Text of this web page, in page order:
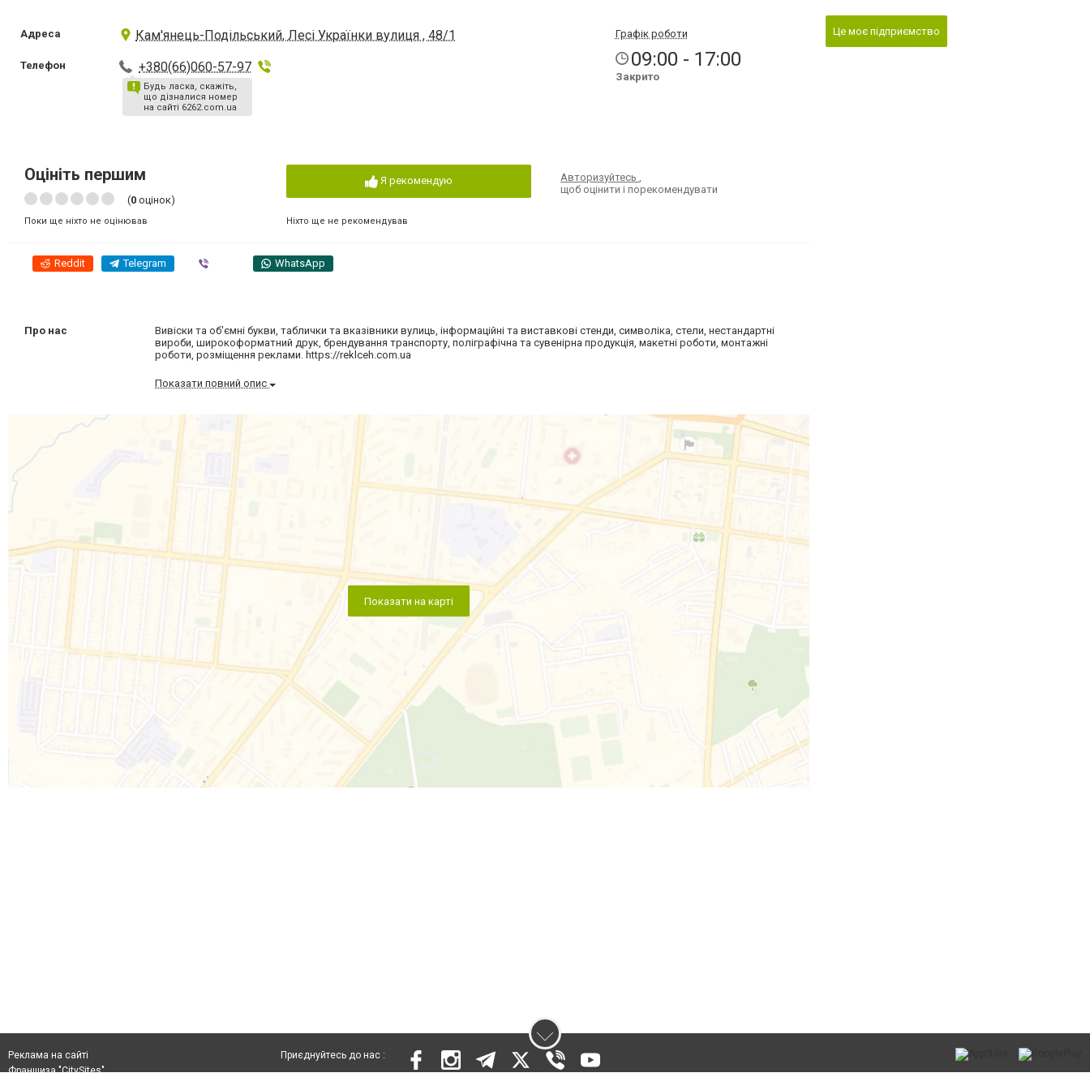
Адреса Кам'янець-Подільський, Лесі Українки вулиця , 48/1
Телефон +380(66)060-57-97
Будь ласка, скажіть,
що дізналися номер
на сайті 6262.com.ua
Графік роботи
09:00 - 17:00
Закрито
Оцініть першим
(0 оцінок)
Поки ще ніхто не оцінював
Я рекомендую
Ніхто ще не рекомендував
Авторизуйтесь,
щоб оцінити і порекомендувати
Reddit Telegram WhatsApp
Про нас
Вивіски та об'ємні букви, таблички та вказівники вулиць, інформаційні та виставкові стенди, символіка, стели, нестандартні
вироби, широкоформатний друк, брендування транспорту, поліграфічна та сувенірна продукція, макетні роботи, монтажні
роботи, розміщення реклами. https://reklceh.com.ua
Показати повний опис
Показати на карті
Це моє підприємство
Реклама на сайті
Франшиза "CitySites"
Приєднуйтесь до нас :